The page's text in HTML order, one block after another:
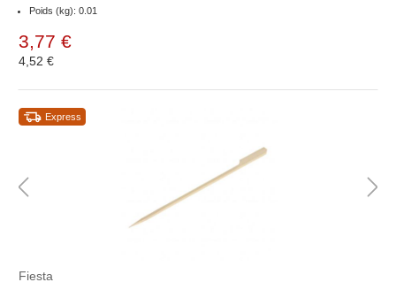
Poids (kg): 0.01
3,77 €
4,52 €
Express
Fiesta